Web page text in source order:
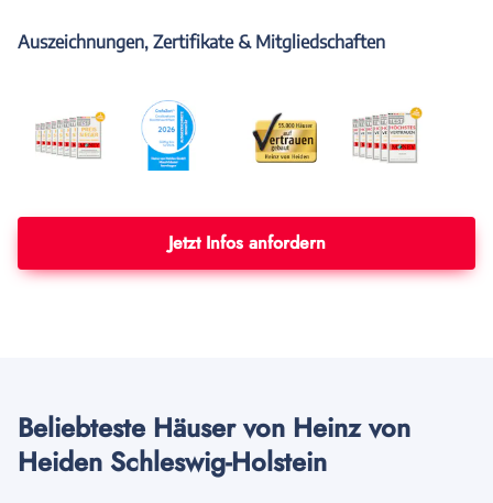
Auszeichnungen, Zertifikate & Mitgliedschaften
Jetzt Infos anfordern
Beliebteste Häuser von Heinz von
Heiden Schleswig-Holstein